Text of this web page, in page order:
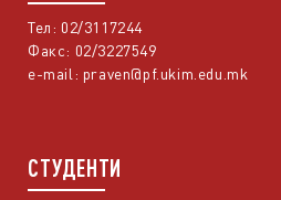
Тел: 02/3117244
Факс: 02/3227549
e-mail: praven@pf.ukim.edu.mk
СТУДЕНТИ